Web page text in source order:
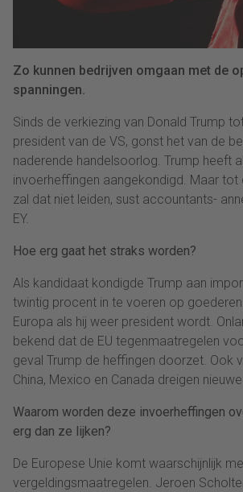
Zo kunnen bedrijven omgaan met de
spanningen.
Sinds de verkiezing van Donald Trump
president van de VS, gonst het van de
naderende handelsoorlog. Trump heeft
invoerheffingen aangekondigd. Maar tot
zal dat niet leiden, sust accountants-
EY.
Hoe erg gaat het straks worden?
Als kandidaat kondigde Trump aan
twintig procent in te voeren op
Europa als hij weer president wordt.
bekend dat de EU tegenmaatregelen
geval Trump de heffingen doorzet. Ook
China, Mexico en Canada dreigen
Waarom worden deze invoerheffingen
erg dan ze lijken?
De Europese Unie komt waarschijnlijk
vergeldingsmaatregelen. Jeroen